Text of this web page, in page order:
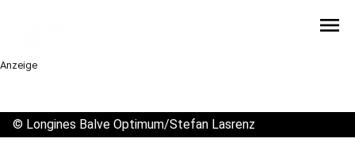
menu
Anzeige
© Longines Balve Optimum/Stefan Lasrenz